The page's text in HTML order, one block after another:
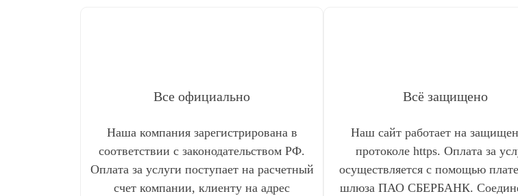
Все официально
Наша компания зарегистрирована в
соответствии с законодательством РФ.
Оплата за услуги поступает на расчетный
счет компании, клиенту на адрес
Всё защищено
Наш сайт работает на
протоколе https. Оплата за
осуществляется с помощью
шлюза ПАО СБЕРБАНК.